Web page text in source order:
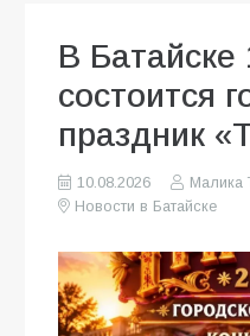
В Батайске
состоится
праздник
10.08.2026
Малика
Новости в Батайске